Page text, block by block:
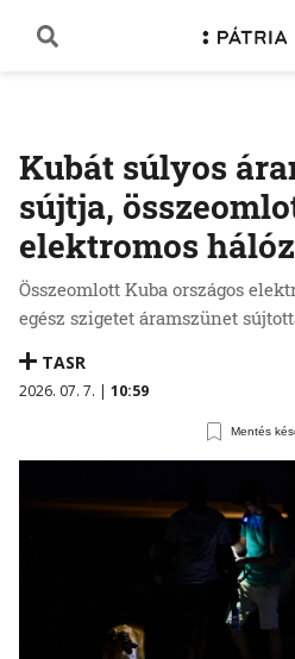
Kubát súlyos
sújtja,
elektromos
Összeomlott Kuba országos
egész szigetet áramszünet
TASR
2026. 07. 7. | 10:59
Mentés